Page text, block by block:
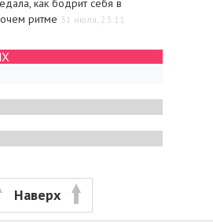
ритме 31 июля, 23:11
Наверх